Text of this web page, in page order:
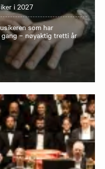
i 2027
som har
– nøyaktig tretti år